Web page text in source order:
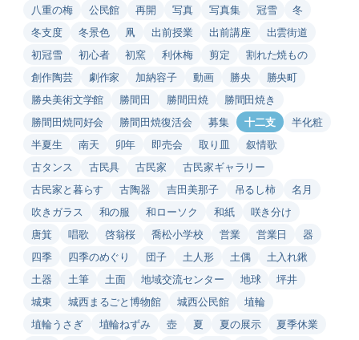
八重の梅
公民館 再開 写真 写真集 冠雪
冬
冬支度
冬景色 凧 出前授業 出前講座
出雲街道
初冠雪
初心者 初窯 利休梅 剪定
割れた焼もの
創作陶芸
劇作家 加納容子 動画 勝央
勝央町
勝央美術文学館
勝間田 勝間田焼
勝間田焼き
勝間田焼同好会
勝間田焼復活会 募集 十二支
半化粧
半夏生
南天 卯年 即売会 取り皿
叙情歌
古タンス
古民具 古民家
古民家ギャラリー
古民家と暮らす
古陶器 吉田美那子 吊るし柿
名月
吹きガラス
和の服 和ローソク 和紙
咲き分け
唐箕
唱歌 啓翁桜 喬松小学校 営業 営業日
器
四季
四季のめぐり 団子 土人形 土偶
土入れ鍬
土器
土筆 土面 地域交流センター 地球
坪井
城東
城西まるごと博物館 城西公民館
埴輪
埴輪うさぎ
埴輪ねずみ 壺 夏 夏の展示
夏季休業